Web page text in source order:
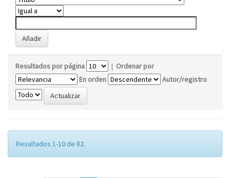
Resultados por página | Ordenar por
En orden
Autor/registro
Resultados 1-10 de 82.